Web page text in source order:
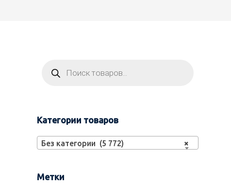
Категории товаров
×
Без категории (5 772)
Метки